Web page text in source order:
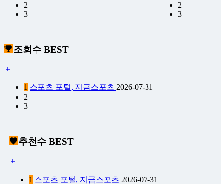
2
3
2
3
조회수 BEST
1 스포츠 포털, 지금스포츠 2026-07-31
2
3
추천수 BEST
1 스포츠 포털, 지금스포츠 2026-07-31